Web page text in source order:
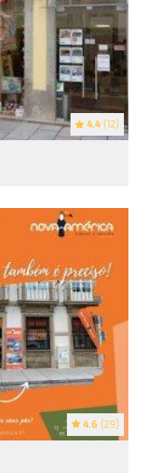
4.4 (12)
4.6 (29)